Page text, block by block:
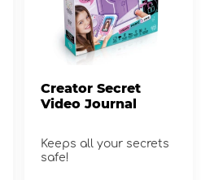
Creator Secret
Video Journal
Keeps all your secrets
safe!